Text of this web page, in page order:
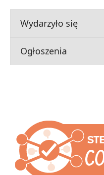
Wydarzyło się
Ogłoszenia